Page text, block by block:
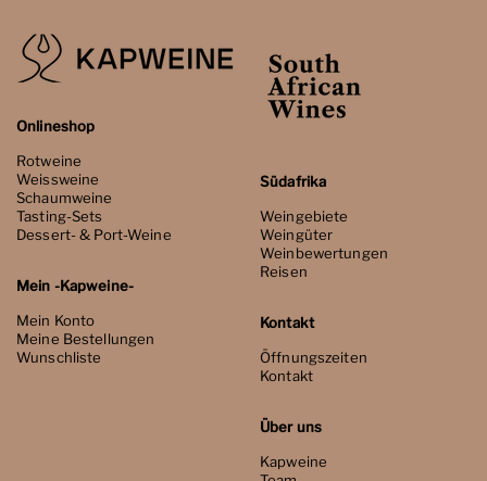
Onlineshop
Rotweine
Weissweine
Schaumweine
Tasting-Sets
Dessert- & Port-Weine
Mein -Kapweine-
Mein Konto
Meine Bestellungen
Wunschliste
Südafrika
Weingebiete
Weingüter
Weinbewertungen
Reisen
Kontakt
Öffnungszeiten
Kontakt
Über uns
Kapweine